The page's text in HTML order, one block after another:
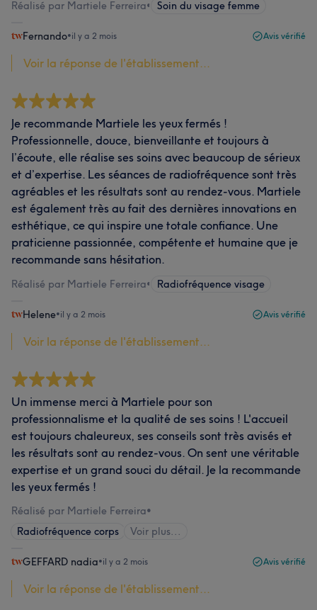
Réalisé par Martiele Ferreira• Soin du visage femme
Fernando•il y a 2 mois Avis vérifié
Voir la réponse de l'établissement...
Je recommande Martiele les yeux fermés !
Professionnelle, douce, bienveillante et toujours à
l’écoute, elle réalise ses soins avec beaucoup de sérieux
et d’expertise. Les séances de radiofréquence sont très
agréables et les résultats sont au rendez-vous. Martiele
est également très au fait des dernières innovations en
esthétique, ce qui inspire une totale confiance. Une
praticienne passionnée, compétente et humaine que je
recommande sans hésitation.
Réalisé par Martiele Ferreira• Radiofréquence visage
Helene•il y a 2 mois Avis vérifié
Voir la réponse de l'établissement...
Un immense merci à Martiele pour son
professionnalisme et la qualité de ses soins ! L'accueil
est toujours chaleureux, ses conseils sont très avisés et
les résultats sont au rendez-vous. On sent une véritable
expertise et un grand souci du détail. Je la recommande
les yeux fermés !
Réalisé par Martiele Ferreira•
Radiofréquence corps
Voir plus...
GEFFARD nadia•il y a 2 mois Avis vérifié
Voir la réponse de l'établissement...